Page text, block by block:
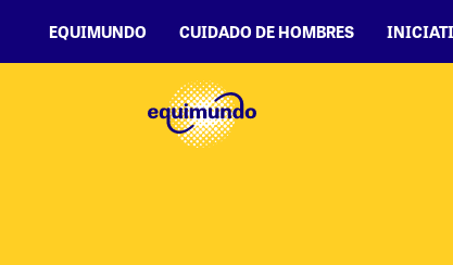
EQUIMUNDO CUIDADO DE HOMBRES